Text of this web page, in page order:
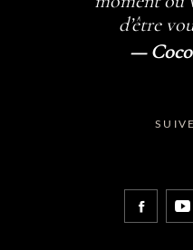
d’être
—